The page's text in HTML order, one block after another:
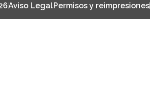
Aviso LegalPermisos y reimpresiones